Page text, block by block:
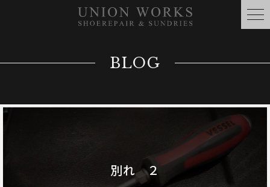
BLOG
別れ ２